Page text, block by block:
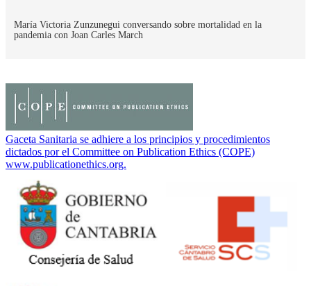
María Victoria Zunzunegui conversando sobre mortalidad en la
pandemia con Joan Carles March
Gaceta Sanitaria se adhiere a los principios y procedimientos
dictados por el Committee on Publication Ethics (COPE)
www.publicationethics.org.